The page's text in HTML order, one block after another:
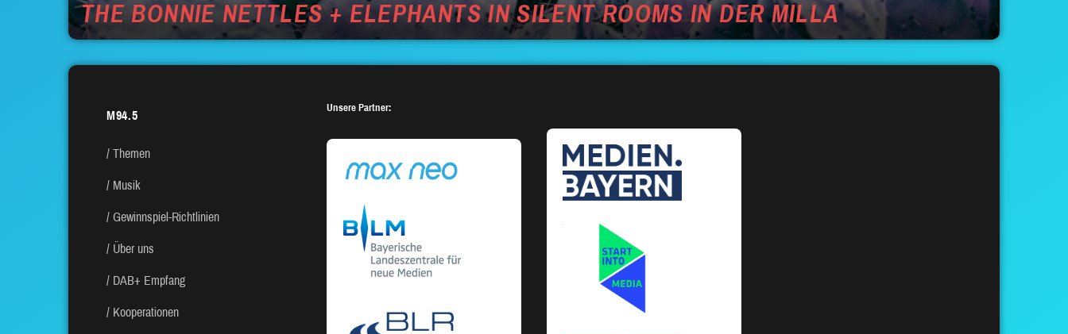
THE BONNIE NETTLES + ELEPHANTS IN SILENT ROOMS IN DER MILLA
M94.5
Themen
Musik
Gewinnspiel-Richtlinien
Über uns
DAB+ Empfang
Kooperationen
Unsere Partner: